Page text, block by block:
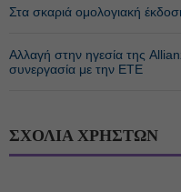
Στα σκαριά ομολογιακή
Αλλαγή στην ηγεσία της
συνεργασία με την ΕΤΕ
ΣΧΟΛΙΑ ΧΡΗΣΤΩΝ